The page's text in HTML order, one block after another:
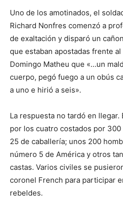
Uno de los amotinados, el
Richard Nonfres comenzó a
de exaltación y disparó un
que estaban apostadas frente
Domingo Matheu que «…un
cuerpo, pegó fuego a un obús
a uno e hirió a seis».
La respuesta no tardó en
por los cuatro costados por
25 de caballería; unos 200
número 5 de América y otros
castas. Varios civiles se
coronel French para participar
rebeldes.